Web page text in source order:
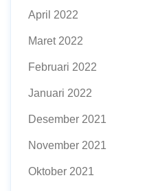
April 2022
Maret 2022
Februari 2022
Januari 2022
Desember 2021
November 2021
Oktober 2021